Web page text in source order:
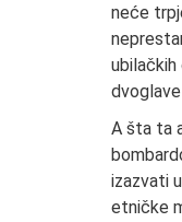
neće
A šta ta
izazvati
etničke